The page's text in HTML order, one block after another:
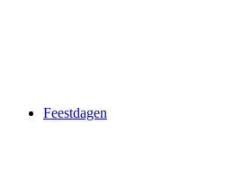
Feestdagen